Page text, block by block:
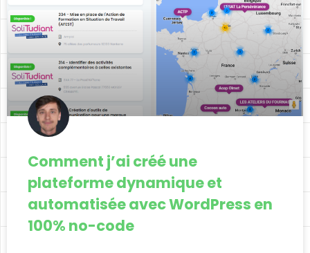
Comment j’ai créé une
plateforme dynamique et
automatisée avec WordPress en
100% no-code